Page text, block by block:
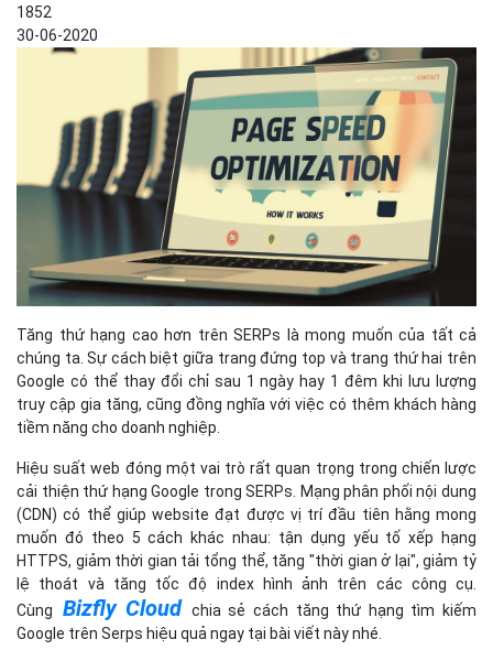
1852
30-06-2020
Tăng thứ hạng cao hơn trên SERPs là mong muốn của tất cả
chúng ta. Sự cách biệt giữa trang đứng top và trang thứ hai trên
Google có thể thay đổi chỉ sau 1 ngày hay 1 đêm khi lưu lượng
truy cập gia tăng, cũng đồng nghĩa với việc có thêm khách hàng
tiềm năng cho doanh nghiệp.
Hiệu suất web đóng một vai trò rất quan trọng trong chiến lược
cải thiện thứ hạng Google trong SERPs. Mạng phân phối nội dung
(CDN) có thể giúp website đạt được vị trí đầu tiên hằng mong
muốn đó theo 5 cách khác nhau: tận dụng yếu tố xếp hạng
HTTPS, giảm thời gian tải tổng thể, tăng "thời gian ở lại", giảm tỷ
lệ thoát và tăng tốc độ index hình ảnh trên các công cụ.
Cùng
Bizfly Cloud chia sẻ cách tăng thứ hạng tìm kiếm
Google trên Serps hiệu quả ngay tại bài viết này nhé.